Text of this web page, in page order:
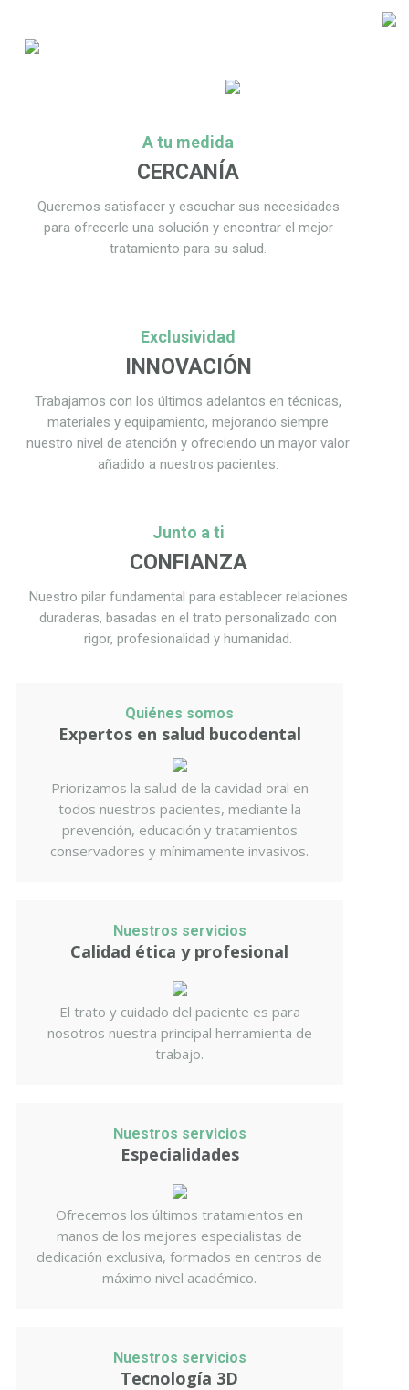
A tu medida
CERCANÍA
Queremos satisfacer y escuchar sus necesidades
para ofrecerle una solución y encontrar el mejor
tratamiento para su salud.
Exclusividad
INNOVACIÓN
Trabajamos con los últimos adelantos en técnicas,
materiales y equipamiento, mejorando siempre
nuestro nivel de atención y ofreciendo un mayor valor
añadido a nuestros pacientes.
Junto a ti
CONFIANZA
Nuestro pilar fundamental para establecer relaciones
duraderas, basadas en el trato personalizado con
rigor, profesionalidad y humanidad.
Quiénes somos
Expertos en salud bucodental
Priorizamos la salud de la cavidad oral en
todos nuestros pacientes, mediante la
prevención, educación y tratamientos
conservadores y mínimamente invasivos.
Nuestros servicios
Calidad ética y profesional
El trato y cuidado del paciente es para
nosotros nuestra principal herramienta de
trabajo.
Nuestros servicios
Especialidades
Ofrecemos los últimos tratamientos en
manos de los mejores especialistas de
dedicación exclusiva, formados en centros de
máximo nivel académico.
Nuestros servicios
Tecnología 3D